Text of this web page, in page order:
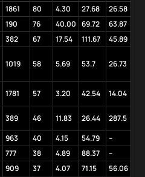
1861 80 4.30 27.68
26.58
190 76 40.00 69.72
63.87
382 67 17.54 111.67 45.89
1019 58 5.69 53.7 26.73
1781 57 3.20 42.54 14.04
389 46 11.83 26.44
287.5
963 40 4.15 54.79
–
777 38 4.89 88.37
–
909 37 4.07 71.15
56.06